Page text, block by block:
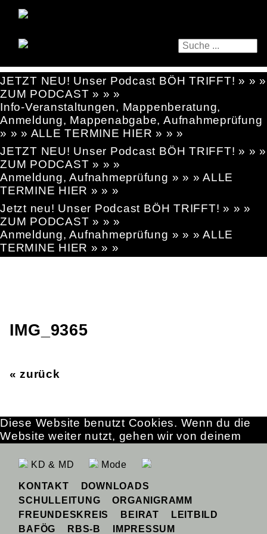
JETZT NEU! Unser Podcast BÖH TRIFFT! » » »
ZUM PODCAST » » »
Info-Veranstaltungen, Mappenberatung,
Anmeldung, Mappenabgabe, Aufnahmeprüfung
» » » ALLE TERMINE HIER » » »
JETZT NEU! Unser Podcast BÖH TRIFFT! » » »
ZUM PODCAST » » »
Anmeldung, Aufnahmeprüfung » » » ALLE
TERMINE HIER » » »
Jetzt neu! Unser Podcast BÖH TRIFFT! » » »
ZUM PODCAST » » »
Anmeldung, Aufnahmeprüfung » » » ALLE
TERMINE HIER » » »
IMG_9365
« zurück
KD & MD Mode
KONTAKT
DOWNLOADS
SCHULLEITUNG
ORGANIGRAMM
FREUNDESKREIS
BEIRAT
LEITBILD
BAFÖG
RBS-B IMPRESSUM
Diese Website benutzt Cookies. Wenn du die
Website weiter nutzt, gehen wir von deinem